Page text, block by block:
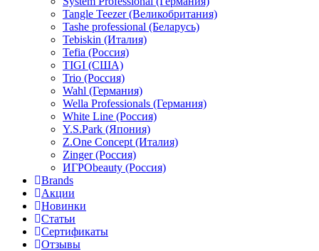
Tangle Teezer (Великобритания)
Tashe professional (Беларусь)
Tebiskin (Италия)
Tefia (Россия)
TIGI (США)
Trio (Россия)
Wahl (Германия)
Wella Professionals (Германия)
White Line (Россия)
Y.S.Park (Япония)
Z.One Concept (Италия)
Zinger (Россия)
ИГРОbeauty (Россия)
Brands
Акции
Новинки
Статьи
Сертификаты
Отзывы